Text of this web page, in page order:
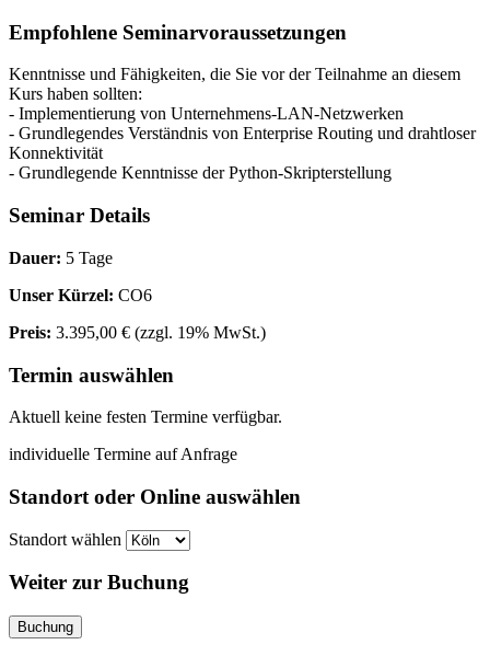
Empfohlene Seminarvoraussetzungen
Kenntnisse und Fähigkeiten, die Sie vor der Teilnahme an diesem
Kurs haben sollten:
- Implementierung von Unternehmens-LAN-Netzwerken
- Grundlegendes Verständnis von Enterprise Routing und drahtloser
Konnektivität
- Grundlegende Kenntnisse der Python-Skripterstellung
Seminar Details
Dauer: 5 Tage
Unser Kürzel: CO6
Preis: 3.395,00 € (zzgl. 19% MwSt.)
Termin auswählen
Aktuell keine festen Termine verfügbar.
individuelle Termine auf Anfrage
Standort oder Online auswählen
Standort wählen
Weiter zur Buchung
Buchung